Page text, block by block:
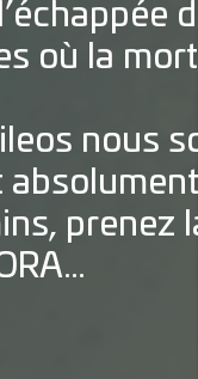
où la
nous
prenez